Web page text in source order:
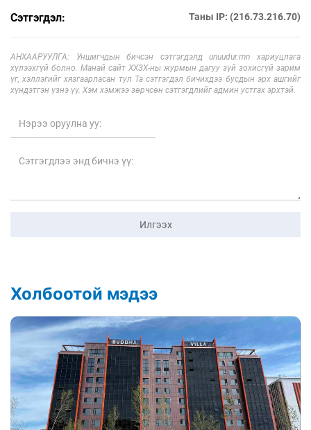
Сэтгэгдэл: Таны IP: (216.73.216.70)
АНХААРУУЛГА: Уншигчдын бичсэн сэтгэгдэлд unuudur.mn хариуцлага
хүлээхгүй болно. Манай сайт ХХЗХ-ны журмын дагуу зүй зохисгүй зарим
үг, хэллэгийг хязгаарласан тул Та сэтгэгдэл бичихдээ бусдын эрх ашгийг
хүндэтгэн үзнэ үү. Хэм хэмжээ зөрчсөн сэтгэгдлийг админ устгах эрхтэй.
Илгээх
Холбоотой мэдээ